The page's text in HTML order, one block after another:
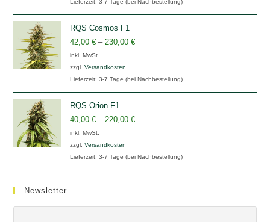
Lieferzeit:3-7 Tage (bei Nachbestellung)
RQS Cosmos F1
42,00€ –230,00€
inkl. MwSt.
zzgl.Versandkosten
Lieferzeit:3-7 Tage (bei Nachbestellung)
RQS Orion F1
40,00€ –220,00€
inkl. MwSt.
zzgl.Versandkosten
Lieferzeit:3-7 Tage (bei Nachbestellung)
Newsletter